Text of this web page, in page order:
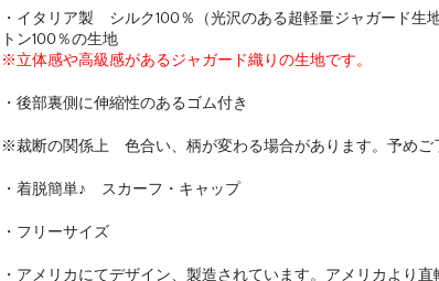
・イタリア製 シルク100％（光沢のある超軽量ジャガード生
トン100％の生地
※立体感や高級感があるジャガード織りの生地です。
・後部裏側に伸縮性のあるゴム付き
※裁断の関係上 色合い、柄が変わる場合があります。予めご
・着脱簡単♪ スカーフ・キャップ
・フリーサイズ
・アメリカにてデザイン、製造されています。アメリカより直